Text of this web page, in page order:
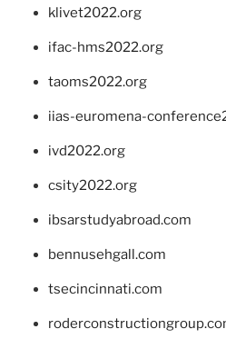
klivet2022.org
ifac-hms2022.org
taoms2022.org
iias-euromena-
ivd2022.org
csity2022.org
ibsarstudyabroad.com
bennusehgall.com
tsecincinnati.com